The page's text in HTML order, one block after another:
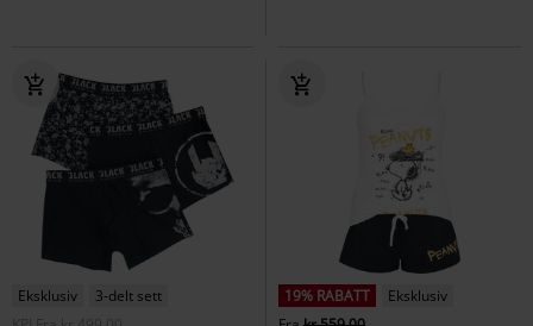
Eksklusiv
3-delt sett
19% RABATT
Eksklusiv